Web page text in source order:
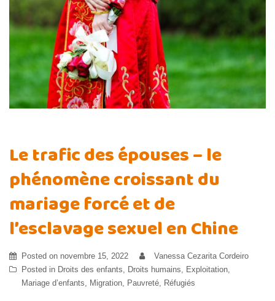
Le trafic des épouses – le
phénomène croissant du
mariage forcé et de
l’esclavage sexuel en Chine
Posted on novembre 15, 2022
Vanessa Cezarita Cordeiro
Posted in Droits des enfants, Droits humains, Exploitation,
Mariage d’enfants, Migration, Pauvreté, Réfugiés